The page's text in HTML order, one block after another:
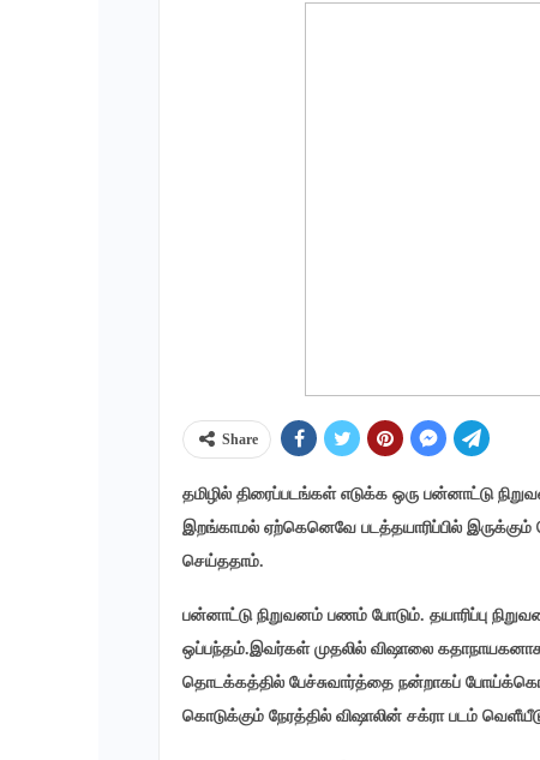
Share
தமிழில் திரைப்படங்கள் எடுக்க ஒரு பன்னாட்டு
இறங்காமல் ஏற்கெனெவே படத்தயாரிப்பில் இருக்கும்
செய்ததாம்.
பன்னாட்டு நிறுவனம் பணம் போடும். தயாரிப்பு
ஒப்பந்தம்.இவர்கள் முதலில் விஷாலை
தொடக்கத்தில் பேச்சுவார்த்தை நன்றாகப்
கொடுக்கும் நேரத்தில் விஷாலின் சக்ரா படம்